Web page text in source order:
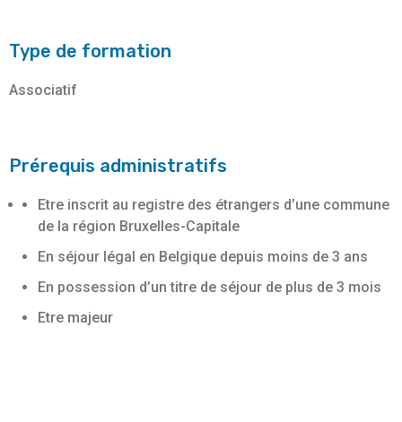
Type de formation
Associatif
Prérequis administratifs
Etre inscrit au registre des étrangers d’une commune
de la région Bruxelles-Capitale
En séjour légal en Belgique depuis moins de 3 ans
En possession d’un titre de séjour de plus de 3 mois
Etre majeur